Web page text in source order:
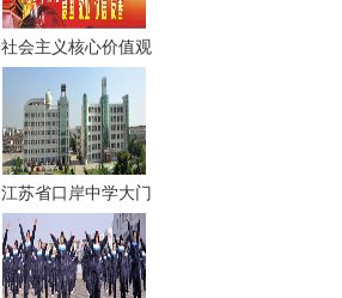
社会主义核心价值观
江苏省口岸中学大门